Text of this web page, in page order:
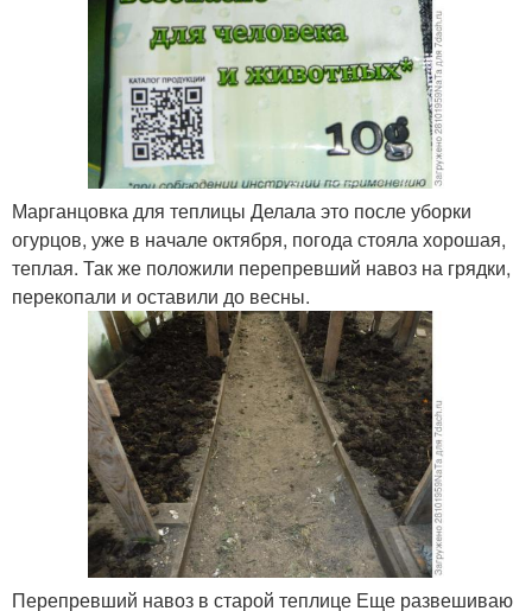
Марганцовка для теплицы Делала это после уборки
огурцов, уже в начале октября, погода стояла хорошая,
теплая. Так же положили перепревший навоз на грядки,
перекопали и оставили до весны.
Перепревший навоз в старой теплице Еще развешиваю